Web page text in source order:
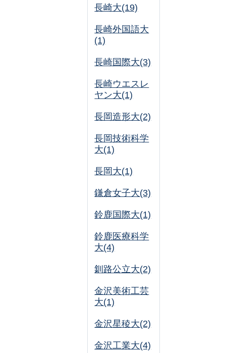
長崎大(19)
長崎外国語大
(1)
長崎国際大(3)
長崎ウエスレ
ヤン大(1)
長岡造形大(2)
長岡技術科学
大(1)
長岡大(1)
鎌倉女子大(3)
鈴鹿国際大(1)
鈴鹿医療科学
大(4)
釧路公立大(2)
金沢美術工芸
大(1)
金沢星稜大(2)
金沢工業大(4)